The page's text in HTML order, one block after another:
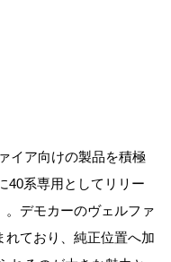
イア向けの製品を積極
40系専用としてリリー
。デモカーのヴェルファ
れており、純正位置へ加